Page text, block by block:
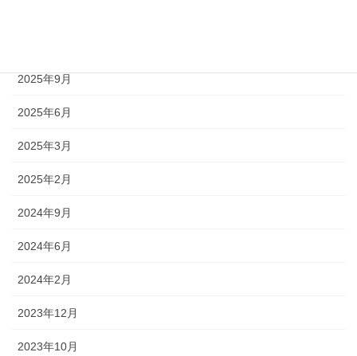
2025年9月
2025年6月
2025年3月
2025年2月
2024年9月
2024年6月
2024年2月
2023年12月
2023年10月